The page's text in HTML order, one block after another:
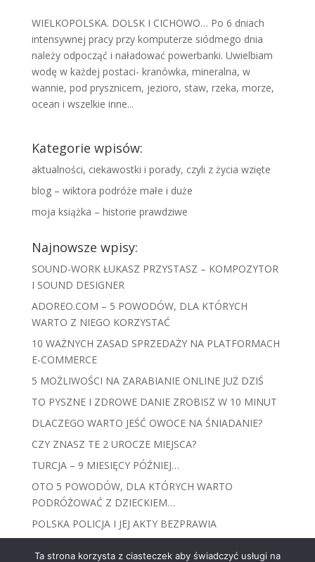
WIELKOPOLSKA. DOLSK I CICHOWO… Po 6 dniach
intensywnej pracy przy komputerze siódmego dnia
należy odpocząć i naładować powerbanki. Uwielbiam
wodę w każdej postaci- kranówka, mineralna, w
wannie, pod prysznicem, jezioro, staw, rzeka, morze,
ocean i wszelkie inne...
Kategorie wpisów:
aktualności, ciekawostki i porady, czyli z życia wzięte
blog – wiktora podróże małe i duże
moja książka – historie prawdziwe
Najnowsze wpisy:
SOUND-WORK ŁUKASZ PRZYSTASZ – KOMPOZYTOR
I SOUND DESIGNER
ADOREO.COM – 5 POWODÓW, DLA KTÓRYCH
WARTO Z NIEGO KORZYSTAĆ
10 WAŻNYCH ZASAD SPRZEDAŻY NA PLATFORMACH
E-COMMERCE
5 MOŻLIWOŚCI NA ZARABIANIE ONLINE JUŻ DZIŚ
TO PYSZNE I ZDROWE DANIE ZROBISZ W 10 MINUT
DLACZEGO WARTO JEŚĆ OWOCE NA ŚNIADANIE?
CZY ZNASZ TE 2 UROCZE MIEJSCA?
TURCJA – 9 MIESIĘCY PÓŹNIEJ…
OTO 5 POWODÓW, DLA KTÓRYCH WARTO
PODRÓŻOWAĆ Z DZIECKIEM…
POLSKA POLICJA I JEJ AKTY BEZPRAWIA
Ta strona korzysta z ciasteczek aby świadczyć usługi na